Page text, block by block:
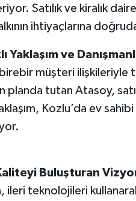
Satılık ve kiralık
ihtiyaçlarına
Yaklaşım ve
müşteri ilişkileriyle
planda tutan Atasoy,
Kozlu’da ev
Buluşturan
teknolojileri